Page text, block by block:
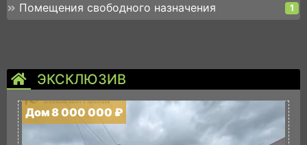
Помещения свободного назначения 1
ЭКСКЛЮЗИВ
Дом 8 000 000 ₽